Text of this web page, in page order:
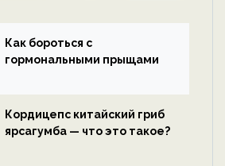
Как бороться с
гормональными прыщами
Кордицепс китайский гриб
ярсагумба — что это такое?